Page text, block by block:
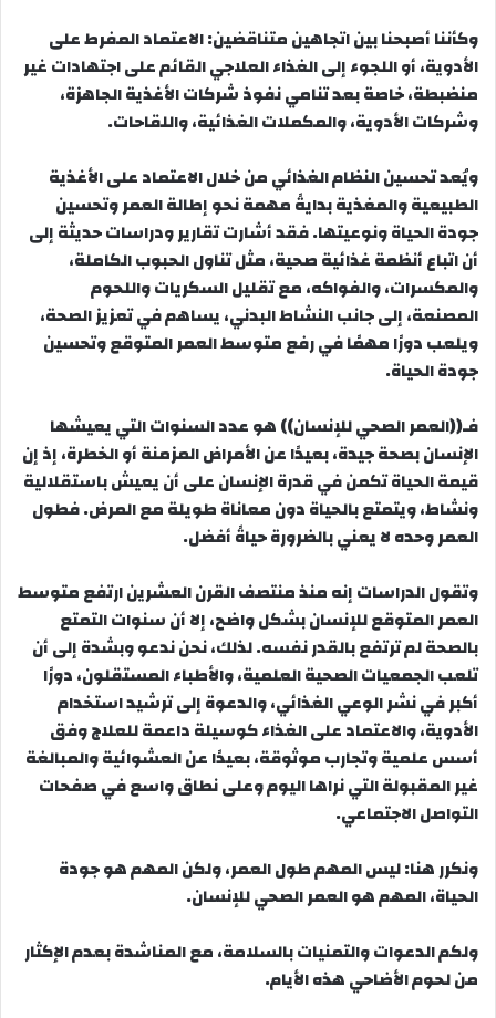
وكأننا أصبحنا بين اتجاهين متناقضين: الاعتماد المفرط على
الأدوية، أو اللجوء إلى الغذاء العلاجي القائم على اجتهادات غير
منضبطة، خاصة بعد تنامي نفوذ شركات الأغذية الجاهزة،
وشركات الأدوية، والمكملات الغذائية، واللقاحات.
ويُعد تحسين النظام الغذائي من خلال الاعتماد على الأغذية
الطبيعية والمغذية بدايةً مهمة نحو إطالة العمر وتحسين
جودة الحياة ونوعيتها. فقد أشارت تقارير ودراسات حديثة إلى
أن اتباع أنظمة غذائية صحية، مثل تناول الحبوب الكاملة،
والمكسرات، والفواكه، مع تقليل السكريات واللحوم
المصنعة، إلى جانب النشاط البدني، يساهم في تعزيز الصحة،
ويلعب دورًا مهمًا في رفع متوسط العمر المتوقع وتحسين
جودة الحياة.
فـ((العمر الصحي للإنسان)) هو عدد السنوات التي يعيشها
الإنسان بصحة جيدة، بعيدًا عن الأمراض المزمنة أو الخطرة، إذ إن
قيمة الحياة تكمن في قدرة الإنسان على أن يعيش باستقلالية
ونشاط، ويتمتع بالحياة دون معاناة طويلة مع المرض. فطول
العمر وحده لا يعني بالضرورة حياةً أفضل.
وتقول الدراسات إنه منذ منتصف القرن العشرين ارتفع متوسط
العمر المتوقع للإنسان بشكل واضح، إلا أن سنوات التمتع
بالصحة لم ترتفع بالقدر نفسه. لذلك، نحن ندعو وبشدة إلى أن
تلعب الجمعيات الصحية العلمية، والأطباء المستقلون، دورًا
أكبر في نشر الوعي الغذائي، والدعوة إلى ترشيد استخدام
الأدوية، والاعتماد على الغذاء كوسيلة داعمة للعلاج وفق
أسس علمية وتجارب موثوقة، بعيدًا عن العشوائية والمبالغة
غير المقبولة التي نراها اليوم وعلى نطاق واسع في صفحات
التواصل الاجتماعي.
ونكرر هنا: ليس المهم طول العمر، ولكن المهم هو جودة
الحياة، المهم هو العمر الصحي للإنسان.
ولكم الدعوات والتمنيات بالسلامة، مع المناشدة بعدم الإكثار
من لحوم الأضاحي هذه الأيام.